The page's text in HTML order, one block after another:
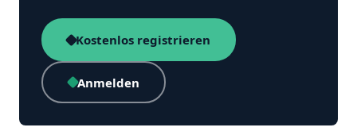
Kostenlos registrieren
Anmelden